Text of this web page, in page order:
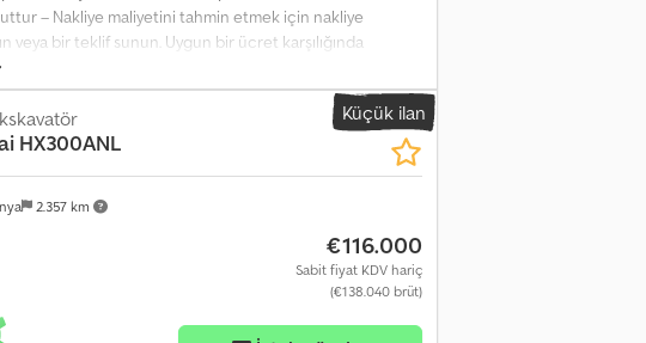
– Nakliye maliyetini tahmin etmek için nakliye
veya bir teklif sunun. Uygun bir ücret karşılığında
bir uzman tarafından incelenmiştir 63 kontrol noktası,
Yoğun kullanılmış ekskavatör kapsamlı bir temizliğe
duyulabilir bir hidrolik pompaya sahiptir, tüm
tam inceleme raporunu, ek fotoğrafları veya bir videoyu
olarak yaygın olarak kullanılan referans "41100 Equippo"
Profesyoneller tarafından kapsamlı inceleme ✔
ödeme seçenekleri 🔄 Diğer ekipman
ve operatörleri için kullanışlı araçlar ve kaynaklar
Küçük ilan
2.357 km
HX300ANL
€116.000
Sabit fiyat KDV hariç
(€138.040 brüt)